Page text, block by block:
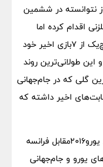
نتوانسته در ششمین
او ۱۲بار برای گلزنی اقدام کرده اما
تلاش ناموفق داشته است. رونالدو در هیچ‌یک از ۷بازی اخیر خود
این طولانی‌ترین روند
گلی که در جام‌جهانی
رساند، ۱۹شوت در رقابت‌های اخیر داشته که
پرتغال بعد از پیروزی یک بر صفر در فینال یورو۲۰۱۶مقابل فرانسه
در رقابت‌های یورو و جام‌جهانی